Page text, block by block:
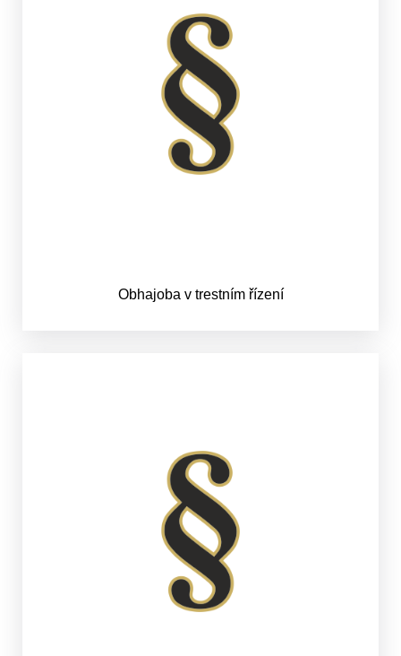
Obhajoba v trestním řízení